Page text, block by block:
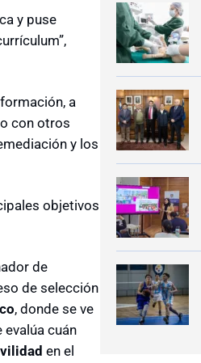
y puse
a
con otros
y los
objetivos
de
de selección
, donde se ve
evalúa cuán
en el